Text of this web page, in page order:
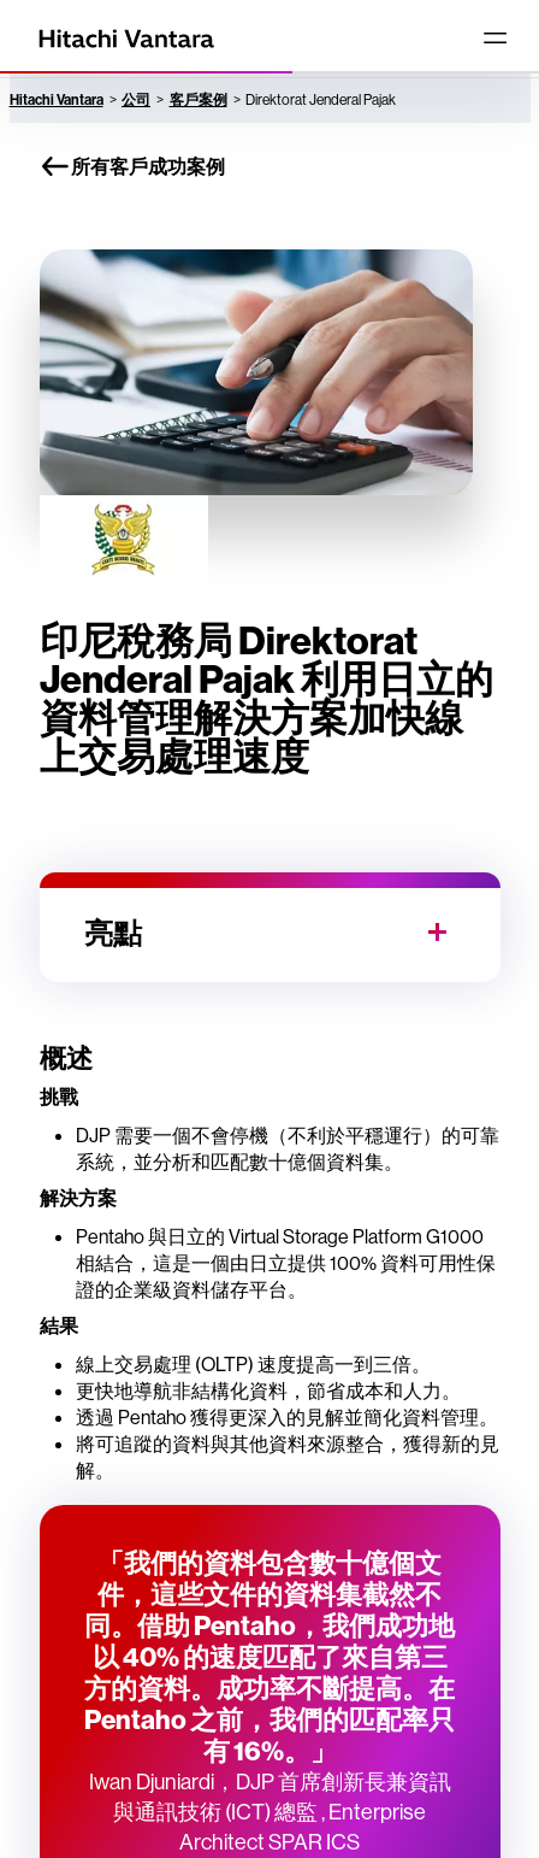
Hitachi Vantara 公司 客戶案例 Direktorat Jenderal Pajak
所有客戶成功案例
印尼稅務局 Direktorat
Jenderal Pajak 利用日立的
資料管理解決方案加快線
上交易處理速度
概述
挑戰
DJP 需要一個不會停機（不利於平穩運行）的可靠
系統，並分析和匹配數十億個資料集。
解決方案
Pentaho 與日立的 Virtual Storage Platform G1000
相結合，這是一個由日立提供 100% 資料可用性保
證的企業級資料儲存平台。
結果
線上交易處理 (OLTP) 速度提高一到三倍。
更快地導航非結構化資料，節省成本和人力。
透過 Pentaho 獲得更深入的見解並簡化資料管理。
將可追蹤的資料與其他資料來源整合，獲得新的見
解。
「我們的資料包含數十億個文
件，這些文件的資料集截然不
同。借助 Pentaho，我們成功地
以 40% 的速度匹配了來自第三
方的資料。成功率不斷提高。在
Pentaho 之前，我們的匹配率只
有 16%。」
Iwan Djuniardi，DJP 首席創新長兼資訊
與通訊技術 (ICT) 總監 , Enterprise
Architect SPAR ICS
亮點